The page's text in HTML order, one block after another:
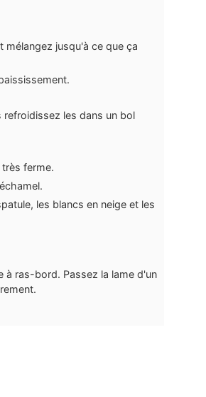
mélangez jusqu'à ce que ça
refroidissez les dans un bol
ferme.
les blancs en neige et les
à ras-bord. Passez la lame d'un